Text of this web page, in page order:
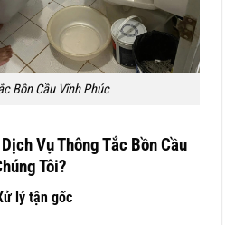
Bồn Cầu Vĩnh Phúc
Vụ Thông Tắc Bồn Cầu
Tôi?
lý tận gốc